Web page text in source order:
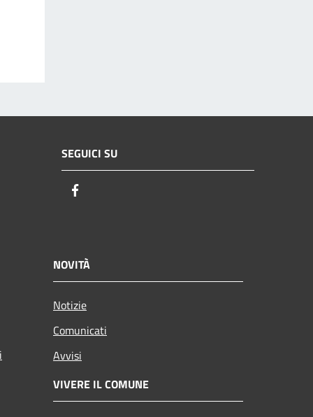
SEGUICI SU
NOVITÀ
Notizie
Comunicati
Avvisi
VIVERE IL COMUNE